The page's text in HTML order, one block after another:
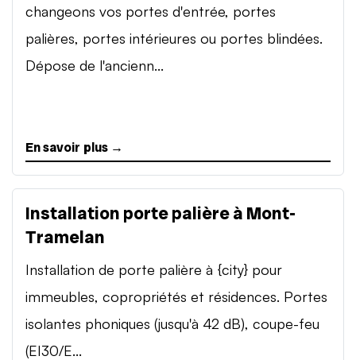
changeons vos portes d'entrée, portes
palières, portes intérieures ou portes blindées.
Dépose de l'ancienn...
En savoir plus →
Installation porte palière à Mont-
Tramelan
Installation de porte palière à {city} pour
immeubles, copropriétés et résidences. Portes
isolantes phoniques (jusqu'à 42 dB), coupe-feu
(EI30/E...